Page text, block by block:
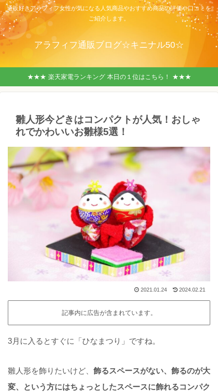
通販好きアラフィフ女性が気になる人気商品やおすすめ商品の評価や口コミを
ご紹介します。
アラフィフ通販ブログ☆キニナル50☆
★★★ 楽天家電ランキング 本日の１位はこちら！ ★★★
雛人形今どきはコンパクトが人気！おしゃ
れでかわいいお雛様5選！
2021.01.24 2024.02.21
記事内に広告が含まれています。
3月に入るとすぐに「ひなまつり」ですね。
雛人形を飾りたいけど、 飾るスペースがない、飾るのが大
変、という方にはちょっとしたスペースに飾れるコンパク